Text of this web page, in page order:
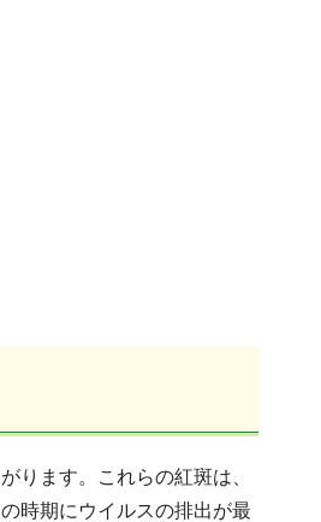
ります。これらの紅斑は、
時期にウイルスの排出が最